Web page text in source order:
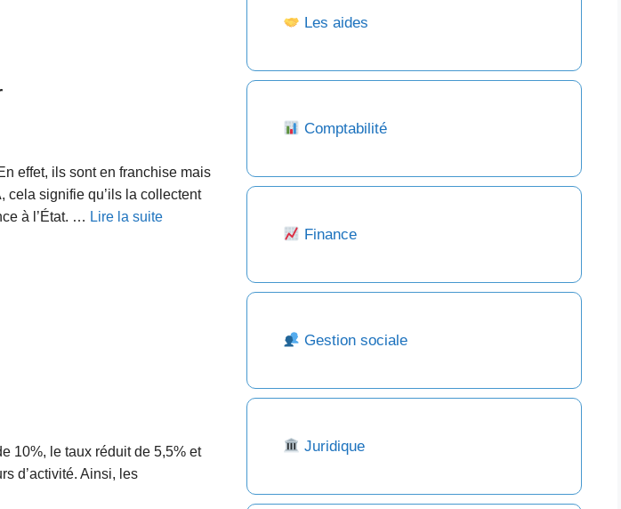
effet, ils sont en franchise mais
cela signifie qu’ils la collectent
à l’État. … Lire la suite
10%, le taux réduit de 5,5% et
d’activité. Ainsi, les
Les aides
Comptabilité
Finance
Gestion sociale
Juridique